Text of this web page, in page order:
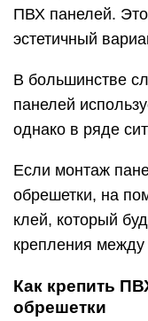
ПВХ панелей.
эстетичный
В большинстве
панелей
однако в ряде
Если монтаж
обрешетки, на
клей, который
крепления
Как крепить
обрешетки